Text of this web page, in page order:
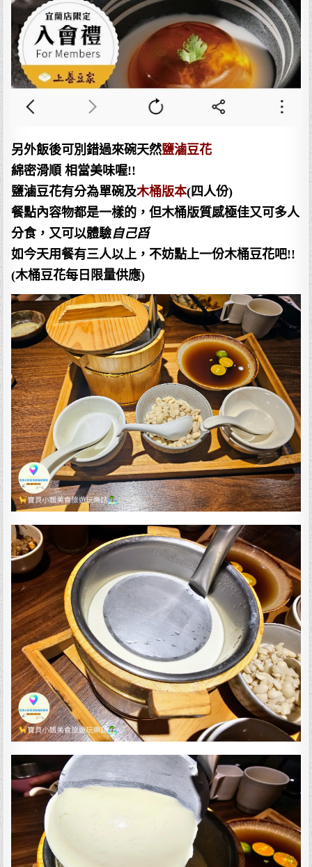
另外飯後可別錯過來碗天然鹽滷豆花
綿密滑順 相當美味喔!!
鹽滷豆花有分為單碗及木桶版本(四人份)
餐點內容物都是一樣的，但木桶版質感極佳又可多人
分食，又可以體驗自己舀
如今天用餐有三人以上，不妨點上一份木桶豆花吧!!
(木桶豆花每日限量供應)